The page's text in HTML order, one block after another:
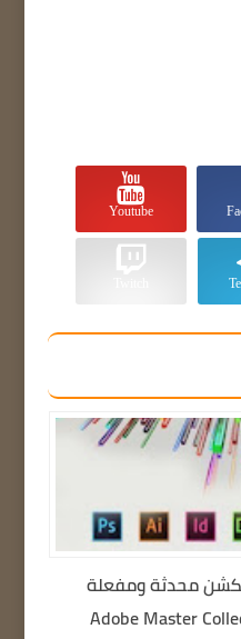
Youtube
محدثة ومفعلة